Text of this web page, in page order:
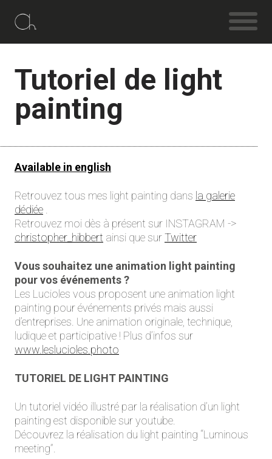
Tutoriel de light
painting
Available in english
Retrouvez tous mes light painting dans la galerie
dédiée.
Retrouvez moi dès à présent sur INSTAGRAM ->
christopher_hibbert ainsi que surTwitter
Vous souhaitez une animation light painting
pour vos événements ?
Les Lucioles vous proposent une animation light
painting pour événements privés mais aussi
d’entreprises. Une animation originale, technique,
ludique et participative ! Plus d’infos sur
www.leslucioles.photo
TUTORIEL DE LIGHT PAINTING
Un tutoriel vidéo illustré par la réalisation d’un light
painting est disponible sur youtube.
Découvrez la réalisation du light painting “Luminous
meeting”.